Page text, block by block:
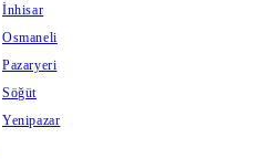
İnhisar
Osmaneli
Pazaryeri
Söğüt
Yenipazar